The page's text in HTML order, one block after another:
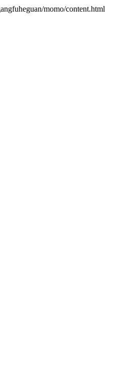
momo/content.html